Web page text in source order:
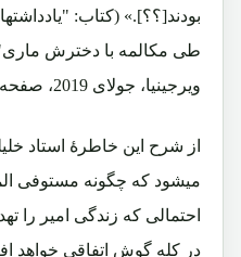
بودند[؟؟].» (کتاب:
طی مکالمه با دخترش
ویرجینیا، جولای 2019، صفحه 29 و 30)
از شرح این خاطرۀ استاد
میشود که چگونه مستوفی
احتمالی که زندگی امیر را
در کله گوش اتفاقی خواهد